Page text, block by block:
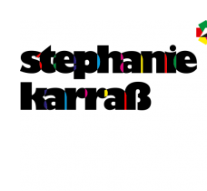
zum
Inhalt